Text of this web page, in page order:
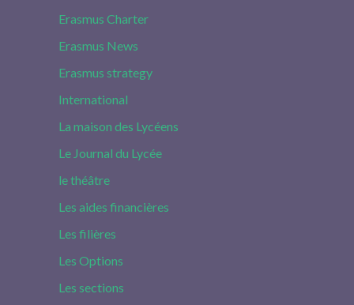
Erasmus Charter
Erasmus News
Erasmus strategy
International
La maison des Lycéens
Le Journal du Lycée
le théâtre
Les aides financières
Les filières
Les Options
Les sections